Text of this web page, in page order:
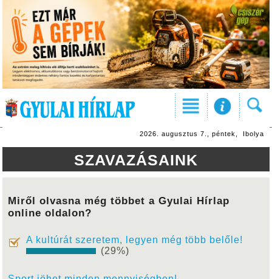
2026. augusztus 7., péntek, Ibolya
SZAVAZÁSAINK
Miről olvasna még többet a Gyulai Hírlap
online oldalon?
A kultúrát szeretem, legyen még több belőle!
(29%)